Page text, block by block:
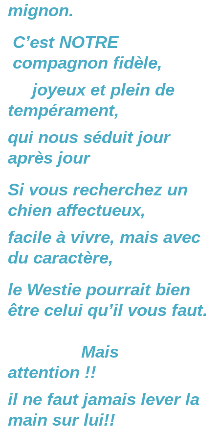
mignon.
C’est NOTRE
compagnon fidèle,
joyeux et plein de
tempérament,
qui nous séduit jour
après jour
Si vous recherchez un
chien affectueux,
facile à vivre, mais avec
du caractère,
le Westie pourrait bien
être celui qu’il vous faut.
Mais
attention !!
il ne faut jamais lever la
main sur lui!!